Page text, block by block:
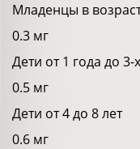
Младенцы в
0.3 мг
Дети от 1 года до 3-
0.5 мг
Дети от 4 до 8 лет
0.6 мг